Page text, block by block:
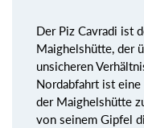
Der Piz Cavradi ist
Maighelshütte, der
unsicheren
Nordabfahrt ist
der Maighelshütte
von seinem Gipfel